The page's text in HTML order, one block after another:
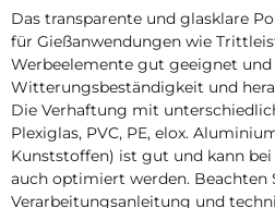
Das transparente und glasklare
für Gießanwendungen wie
Werbeelemente gut geeignet
Witterungsbeständigkeit und
Die Verhaftung mit
Plexiglas, PVC, PE, elox.
Kunststoffen) ist gut und kann
auch optimiert werden. Beachten
Verarbeitungsanleitung und